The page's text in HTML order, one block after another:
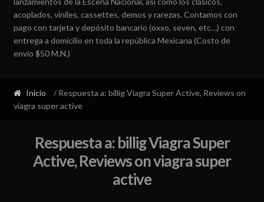
acoplados, viniles, cassettes, demos y rarezas. Contamos con
pago con tarjeta y depósito bancario (oxxo, seven, etc…) con
entrega a domicilio en toda la república Mexicana (Costo de
envío $50 M.N.)
Inicio
/ Respuesta a: billig Viagra Super Active, Reviews on
viagra super active
Respuesta a: billig Viagra Super
Active, Reviews on viagra super
active